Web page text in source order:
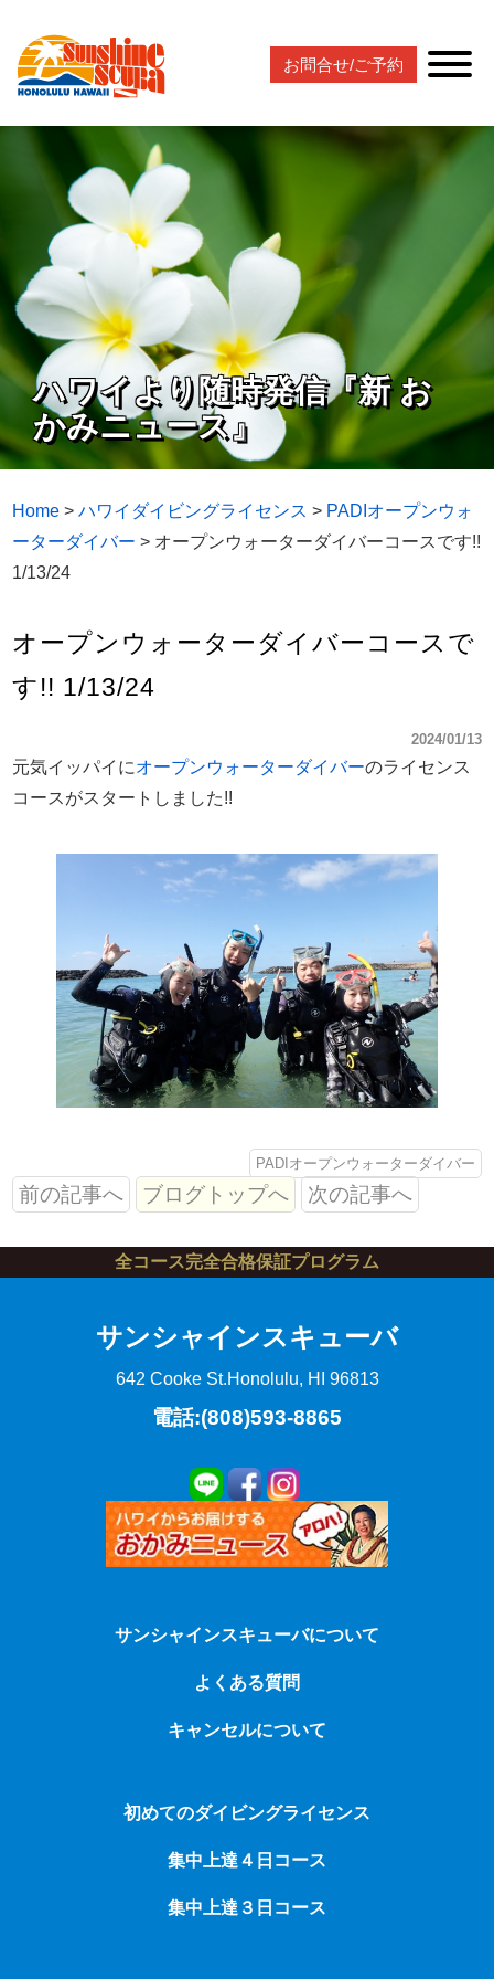
お問合せ/ご予約
ハワイより随時発信『新 お
かみニュース』
Home >ハワイダイビングライセンス > PADIオープンウォ
ーターダイバー > オープンウォーターダイバーコースです!!
1/13/24
オープンウォーターダイバーコースで
す!! 1/13/24
2024/01/13
元気イッパイにオープンウォーターダイバーのライセンス
コースがスタートしました!!
PADIオープンウォーターダイバー
前の記事へ ブログトップへ 次の記事へ
全コース完全合格保証プログラム
サンシャインスキューバ
642 Cooke St.Honolulu, HI 96813
電話:(808)593-8865
サンシャインスキューバについて
よくある質問
キャンセルについて
初めてのダイビングライセンス
集中上達４日コース
集中上達３日コース